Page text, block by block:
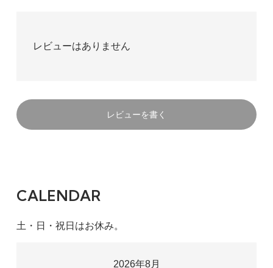
レビューはありません
レビューを書く
CALENDAR
土・日・祝日はお休み。
2026年8月